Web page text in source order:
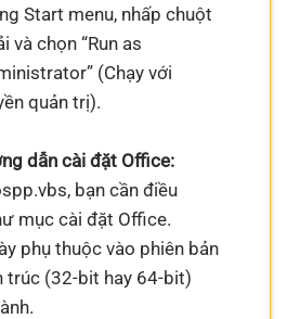
Start menu, nhấp chuột
và chọn “Run as
(Chạy với
quản trị).
dẫn cài đặt Office:
bạn cần điều
mục cài đặt Office.
phụ thuộc vào phiên bản
trúc (32-bit hay 64-bit)